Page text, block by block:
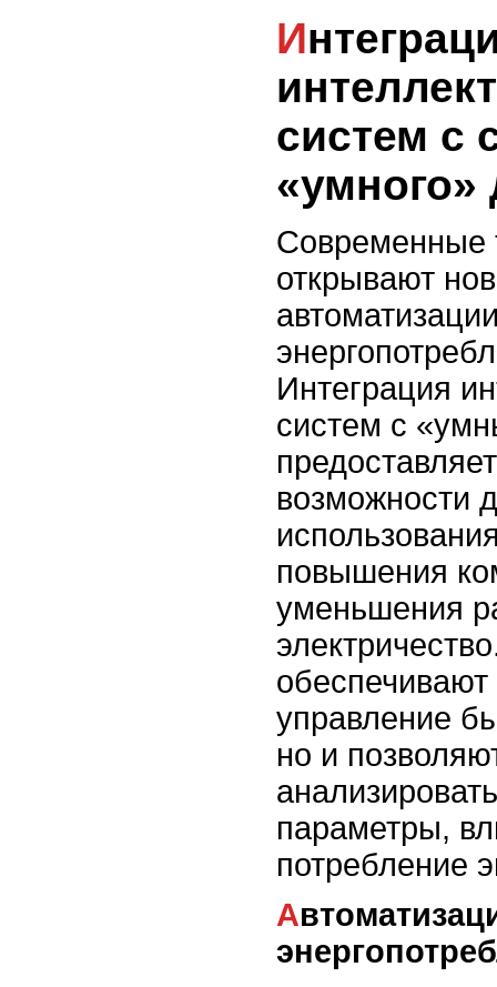
Интеграция
систем с
«умного»
Современные
открывают
Интеграция
систем с
возможности
повышения
уменьшения
обеспечивают
управление
но и
параметры,
потребление
Автоматизация и управление